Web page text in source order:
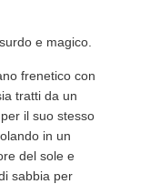
e magico.
frenetico con
tratti da un
il suo stesso
in un
del sole e
sabbia per